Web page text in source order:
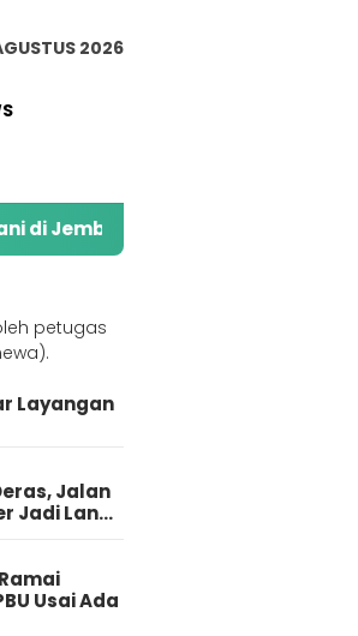
2026
Kolaborasi Alfamart dan
Layangan
Jalan
Jadi Lan…
Usai Ada